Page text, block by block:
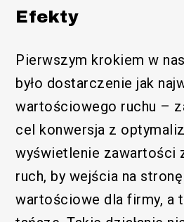
Efekty
Pierwszym krokiem w
było dostarczenie jak
wartościowego ruchu –
cel konwersja z
wyświetlenie zawartości
ruch, by wejścia na
wartościowe dla firmy, a